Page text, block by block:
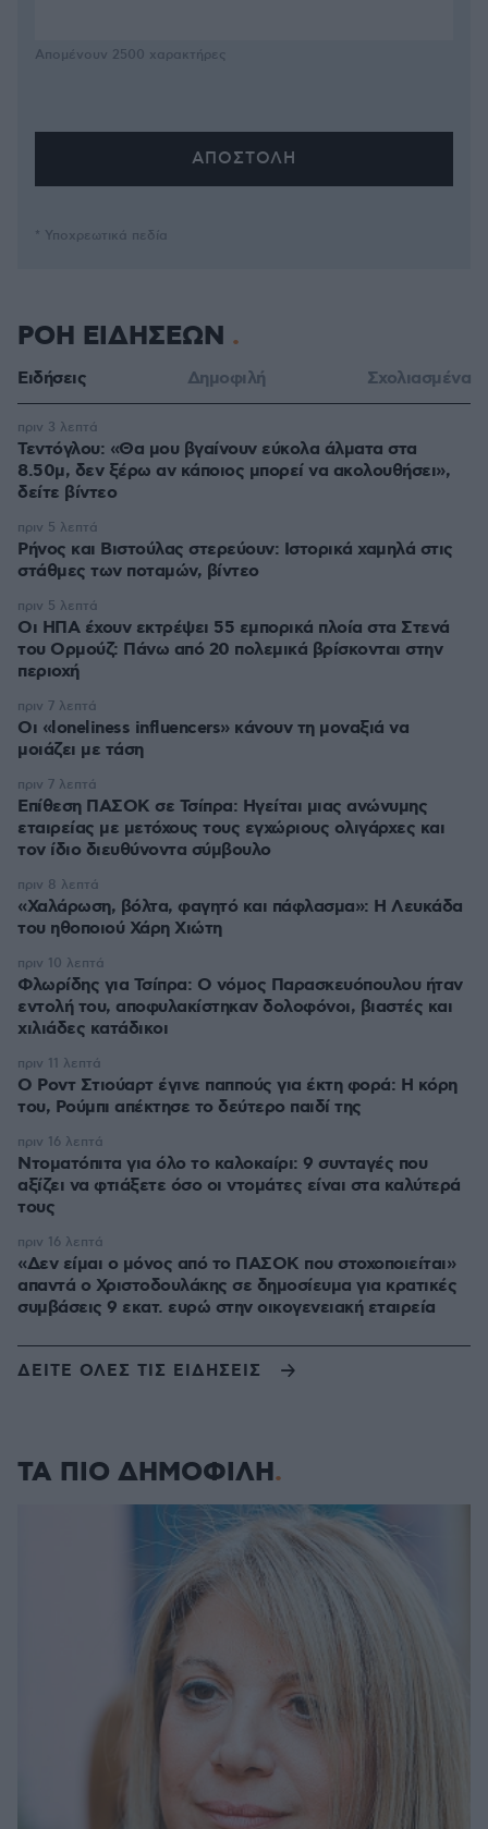
Απομένουν 2500 χαρακτήρες
* Υποχρεωτικά πεδία
ΡΟΗ ΕΙΔΗΣΕΩΝ
Ειδήσεις Δημοφιλή Σχολιασμένα
Τεντόγλου: «Θα μου βγαίνουν εύκολα άλματα στα
8.50μ, δεν ξέρω αν κάποιος μπορεί να ακολουθήσει»,
δείτε βίντεο
πριν 3 λεπτά
Ρήνος και Βιστούλας στερεύουν: Ιστορικά χαμηλά στις
στάθμες των ποταμών, βίντεο
πριν 5 λεπτά
Οι ΗΠΑ έχουν εκτρέψει 55 εμπορικά πλοία στα Στενά
του Ορμούζ: Πάνω από 20 πολεμικά βρίσκονται στην
περιοχή
πριν 5 λεπτά
Οι «loneliness influencers» κάνουν τη μοναξιά να
μοιάζει με τάση
πριν 7 λεπτά
Επίθεση ΠΑΣΟΚ σε Τσίπρα: Ηγείται μιας ανώνυμης
εταιρείας με μετόχους τους εγχώριους ολιγάρχες και
τον ίδιο διευθύνοντα σύμβουλο
πριν 7 λεπτά
«Χαλάρωση, βόλτα, φαγητό και πάφλασμα»: Η Λευκάδα
του ηθοποιού Χάρη Χιώτη
πριν 8 λεπτά
Φλωρίδης για Τσίπρα: Ο νόμος Παρασκευόπουλου ήταν
εντολή του, αποφυλακίστηκαν δολοφόνοι, βιαστές και
χιλιάδες κατάδικοι
πριν 10 λεπτά
Ο Ροντ Στιούαρτ έγινε παππούς για έκτη φορά: Η κόρη
του, Ρούμπι απέκτησε το δεύτερο παιδί της
πριν 11 λεπτά
Ντοματόπιτα για όλο το καλοκαίρι: 9 συνταγές που
αξίζει να φτιάξετε όσο οι ντομάτες είναι στα καλύτερά
τους
πριν 16 λεπτά
«Δεν είμαι ο μόνος από το ΠΑΣΟΚ που στοχοποιείται»
απαντά ο Χριστοδουλάκης σε δημοσίευμα για κρατικές
συμβάσεις 9 εκατ. ευρώ στην οικογενειακή εταιρεία
πριν 16 λεπτά
ΔΕΙΤΕ ΟΛΕΣ ΤΙΣ ΕΙΔΗΣΕΙΣ
ΤΑ ΠΙΟ ΔΗΜΟΦΙΛΗ